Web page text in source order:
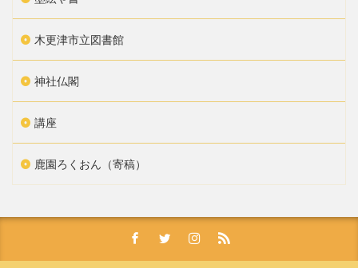
木更津市立図書館
神社仏閣
講座
鹿園ろくおん（寄稿）